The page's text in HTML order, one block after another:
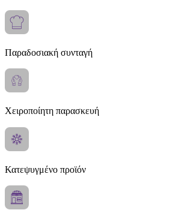
Παραδοσιακή συνταγή
Χειροποίητη παρασκευή
Κατεψυγμένο προϊόν